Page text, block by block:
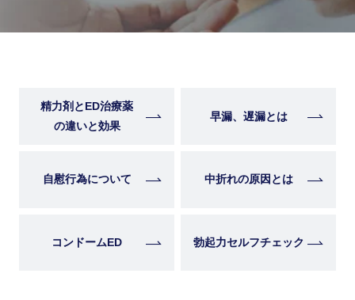
精力剤とED治療薬
の違いと効果
早漏、遅漏とは
自慰行為について 中折れの原因とは
コンドームED 勃起力セルフチェック